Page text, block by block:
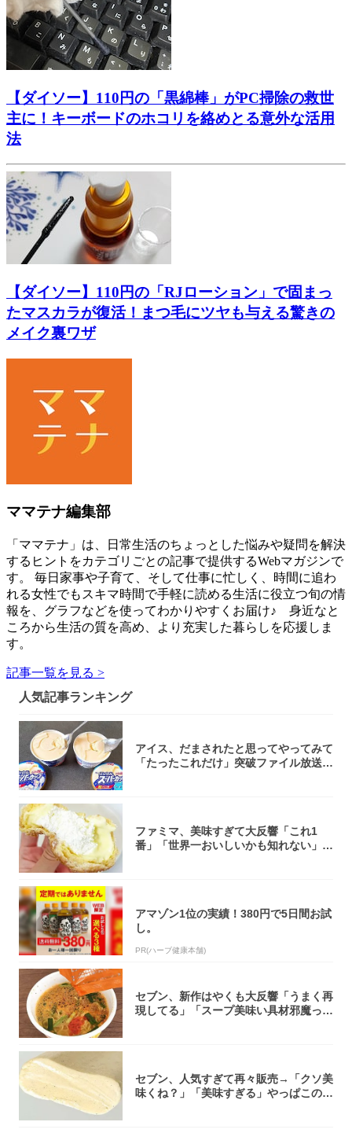
【ダイソー】110円の「黒綿棒」がPC掃除の救世
主に！キーボードのホコリを絡めとる意外な活用
法
【ダイソー】110円の「RJローション」で固まっ
たマスカラが復活！まつ毛にツヤも与える驚きの
メイク裏ワザ
ママテナ編集部
「ママテナ」は、日常生活のちょっとした悩みや疑問を解決
するヒントをカテゴリごとの記事で提供するWebマガジンで
す。 毎日家事や子育て、そして仕事に忙しく、時間に追わ
れる女性でもスキマ時間で手軽に読める生活に役立つ旬の情
報を、グラフなどを使ってわかりやすくお届け♪ 身近なと
ころから生活の質を高め、より充実した暮らしを応援しま
す。
記事一覧を見る >
人気記事ランキング
アイス、だまされたと思ってやってみて
「たったこれだけ」突破ファイル放送で
ファミマ、美味すぎて大反響「これ1
番」「世界一おいしいかも知れない」
アマゾン1位の実績！380円で5日間お試
し。
PR(ハーブ健康本舗)
セブン、新作はやくも大反響「うまく再
現してる」「スープ美味い具材邪魔って
セブン、人気すぎて再々販売→「クソ美
味くね？」「美味すぎる」やっぱこのク